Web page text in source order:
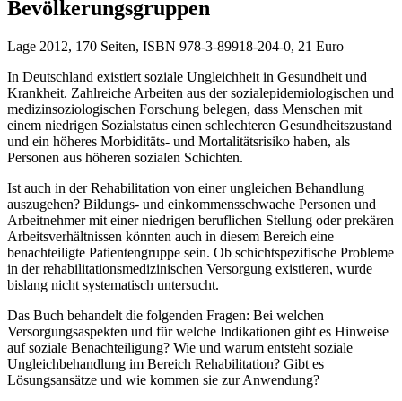
Bevölkerungsgruppen
Lage 2012, 170 Seiten, ISBN 978-3-89918-204-0, 21 Euro
In Deutschland existiert soziale Ungleichheit in Gesundheit und
Krankheit. Zahlreiche Arbeiten aus der sozialepidemiologischen und
medizinsoziologischen Forschung belegen, dass Menschen mit
einem niedrigen Sozialstatus einen schlechteren Gesundheitszustand
und ein höheres Morbiditäts- und Mortalitätsrisiko haben, als
Personen aus höheren sozialen Schichten.
Ist auch in der Rehabilitation von einer ungleichen Behandlung
auszugehen? Bildungs- und einkommensschwache Personen und
Arbeitnehmer mit einer niedrigen beruflichen Stellung oder prekären
Arbeitsverhältnissen könnten auch in diesem Bereich eine
benachteiligte Patientengruppe sein. Ob schichtspezifische Probleme
in der rehabilitationsme­dizinischen Versorgung existieren, wurde
bislang nicht systematisch untersucht.
Das Buch behandelt die folgenden Fragen: Bei welchen
Versorgungsaspekten und für welche Indikationen gibt es Hinweise
auf soziale Benachteiligung? Wie und warum entsteht soziale
Ungleichbehandlung im Bereich Rehabilitation? Gibt es
Lösungsansätze und wie kommen sie zur Anwendung?